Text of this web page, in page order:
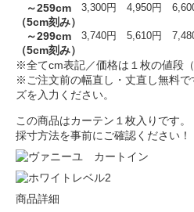
～259cm
（5cm刻み）
3,300円 4,950円
～299cm
（5cm刻み）
3,740円 5,610円
※全てcm表記／価格は１枚の値段（
※ご注文前の幅直し・丈直し無料で
ズを入力ください。
この商品はカーテン１枚入りです。
採寸方法を事前にご確認ください！
商品詳細